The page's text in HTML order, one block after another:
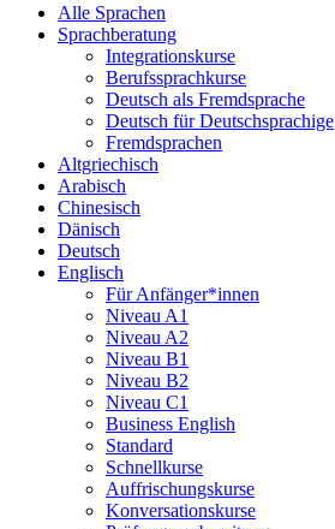
Alle Sprachen
Sprachberatung
Integrationskurse
Berufssprachkurse
Deutsch als Fremdsprache
Deutsch für Deutschsprachige
Fremdsprachen
Altgriechisch
Arabisch
Chinesisch
Dänisch
Deutsch
Englisch
Für Anfänger*innen
Niveau A1
Niveau A2
Niveau B1
Niveau B2
Niveau C1
Business English
Standard
Schnellkurse
Auffrischungskurse
Konversationskurse